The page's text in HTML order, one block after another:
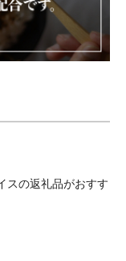
スの返礼品がおすす